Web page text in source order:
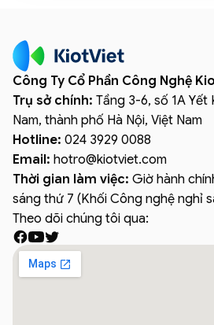
Công Ty Cổ Phần Công Nghệ
Trụ sở chính: Tầng 3-6, số 1A
Nam, thành phố Hà Nội, Việt Nam
Hotline: 024 3929 0088
Email: hotro@kiotviet.com
Thời gian làm việc: Giờ hành
sáng thứ 7 (Khối Công nghệ nghỉ
Theo dõi chúng tôi qua: